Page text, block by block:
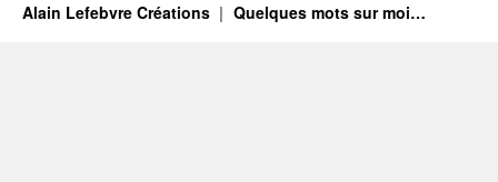
Alain Lefebvre Créations Quelques mots sur moi…